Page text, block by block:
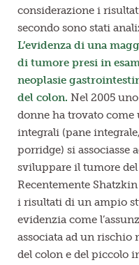
considerazione i
secondo sono stati
L’evidenza di una
di tumore presi in
neoplasie
del colon. Nel 2005
donne ha trovato
integrali (pane
porridge) si associasse
sviluppare il tumore
Recentemente
i risultati di un ampio
evidenzia come
associata ad un
del colon e del piccolo